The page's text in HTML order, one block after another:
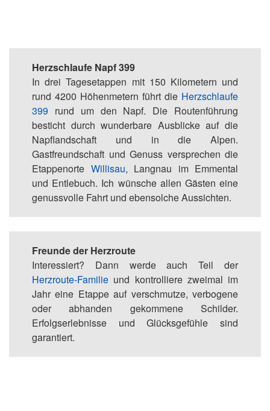
Herzschlaufe Napf 399
In drei Tagesetappen mit 150 Kilometern und
rund 4200 Höhenmetern führt die Herzschlaufe
399 rund um den Napf. Die Routenführung
besticht durch wunderbare Ausblicke auf die
Napflandschaft und in die Alpen.
Gastfreundschaft und Genuss versprechen die
Etappenorte Willisau, Langnau im Emmental
und Entlebuch. Ich wünsche allen Gästen eine
genussvolle Fahrt und ebensolche Aussichten.
Freunde der Herzroute
Interessiert? Dann werde auch Teil der
Herzroute-Familie und kontrolliere zweimal im
Jahr eine Etappe auf verschmutze, verbogene
oder abhanden gekommene Schilder.
Erfolgserlebnisse und Glücksgefühle sind
garantiert.